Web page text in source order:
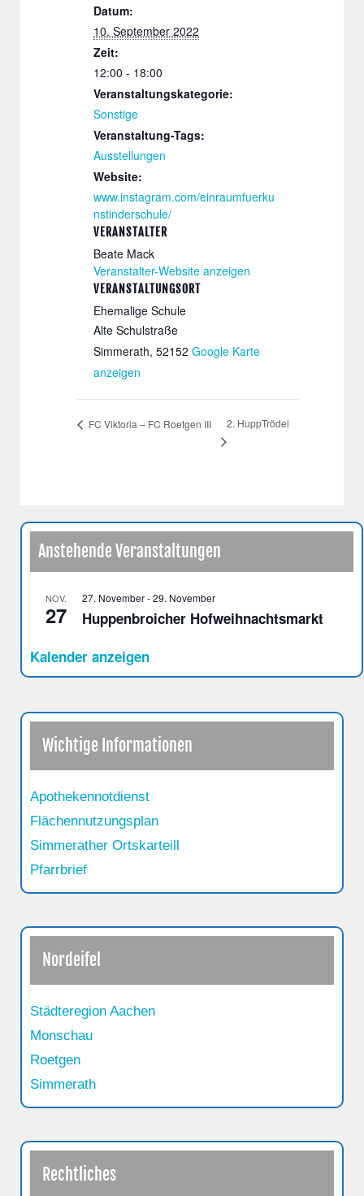
Datum:
10. September 2022
Zeit:
12:00 - 18:00
Veranstaltungskategorie:
Sonstige
Veranstaltung-Tags:
Ausstellungen
Website:
www.instagram.com/einraumfuerku
nstinderschule/
VERANSTALTUNGSORT
Ehemalige Schule
Alte Schulstraße
Simmerath, 52152 Google Karte
anzeigen
VERANSTALTER
Beate Mack
Veranstalter-Website anzeigen
FC Viktoria – FC Roetgen III 2. HuppTrödel
Anstehende Veranstaltungen
NOV.
27
27. November-29. November
Huppenbroicher Hofweihnachtsmarkt
Kalender anzeigen
Wichtige Informationen
Apothekennotdienst
Flächennutzungsplan
Simmerather Ortskarteill
Pfarrbrief
Nordeifel
Städteregion Aachen
Monschau
Roetgen
Simmerath
Rechtliches